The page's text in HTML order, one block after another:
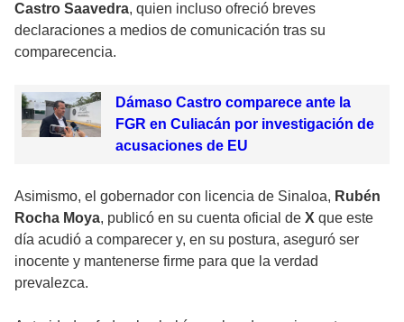
Castro Saavedra, quien incluso ofreció breves
declaraciones a medios de comunicación tras su
comparecencia.
Dámaso Castro comparece ante la
FGR en Culiacán por investigación de
acusaciones de EU
Asimismo, el gobernador con licencia de Sinaloa, Rubén
Rocha Moya, publicó en su cuenta oficial de X que este
día acudió a comparecer y, en su postura, aseguró ser
inocente y mantenerse firme para que la verdad
prevalezca.